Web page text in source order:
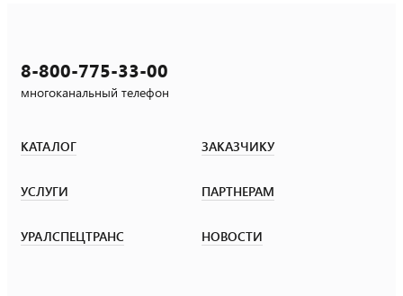
8-800-775-33-00
многоканальный телефон
КАТАЛОГ ЗАКАЗЧИКУ
УСЛУГИ ПАРТНЕРАМ
УРАЛСПЕЦТРАНС НОВОСТИ